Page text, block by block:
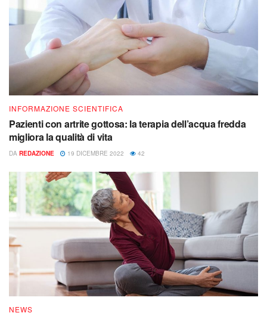
INFORMAZIONE SCIENTIFICA
Pazienti con artrite gottosa: la terapia dell’acqua fredda
migliora la qualità di vita
DA REDAZIONE 19 DICEMBRE 2022 42
NEWS